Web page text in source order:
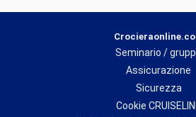
Seminario /
Assicurazione
Sicurezza
Cookie